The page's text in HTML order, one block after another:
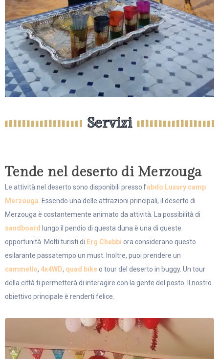
Servizi
Tende nel deserto di Merzouga
Le attività nel deserto sono disponibili presso l’abdo Luxury camp
Merzouga . Essendo una delle attrazioni principali, il deserto di
Merzouga è costantemente animato da attività. La possibilità di
sandboard lungo il pendio di questa duna è una di queste
opportunità. Molti turisti di Erg Chebbi ora considerano questo
esilarante passatempo un must. Inoltre, puoi prendere un
cammello, 4x4WD, quad bike o tour del deserto in buggy. Un tour
della città ti permetterà di interagire con la gente del posto. Il nostro
obiettivo principale è renderti felice.